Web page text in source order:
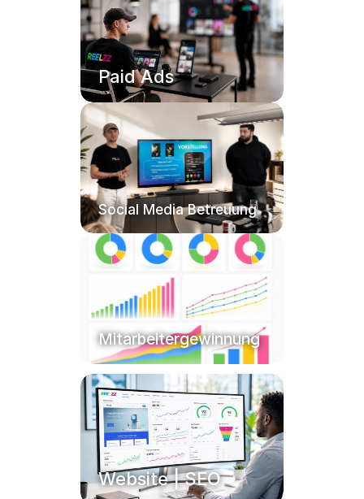
Paid Ads
Social Media Betreuung
Mitarbeitergewinnung
Website | SEO